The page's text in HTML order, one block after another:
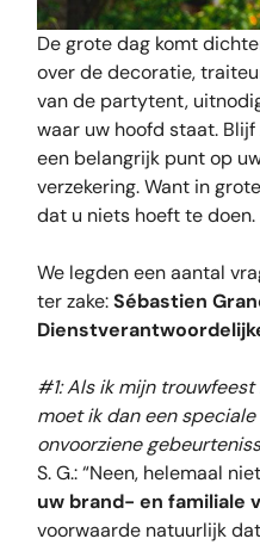
De grote dag komt
over de decoratie,
van de partytent,
waar uw hoofd staat.
een belangrijk punt op
verzekering. Want in
dat u niets hoeft te doen.
We legden een aantal
ter zake:Sébastien
#1: Als ik mijn
moet ik dan een
onvoorziene
S. G.: “Neen, helemaal
uw brand- en familiale
voorwaarde natuurlijk